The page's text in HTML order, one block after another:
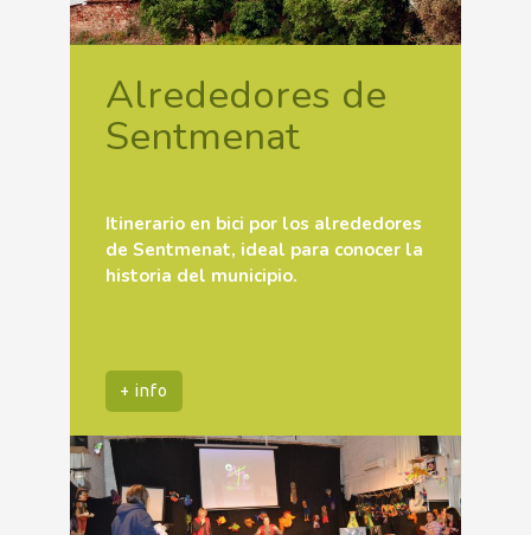
Alrededores de
Sentmenat
Itinerario en bici por los alrededores
de Sentmenat, ideal para conocer la
historia del municipio.
+ info